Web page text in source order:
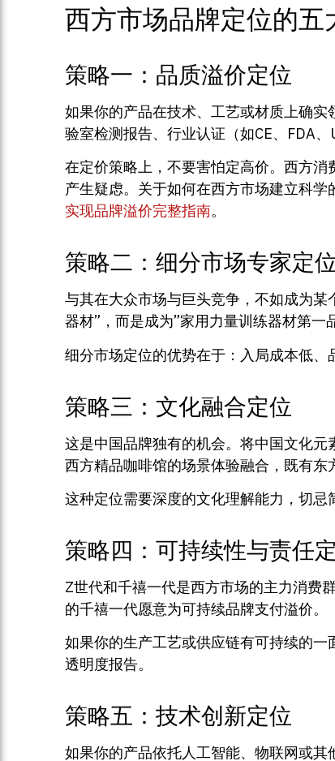
西方市场品牌定位的五
策略一：品质溢价定位
如果你的产品在技术、工艺或材质上确
验室检测报告、行业认证（如CE、FDA
在定价策略上，不要害怕定高价。西方
产生疑虑。关于如何在西方市场建立科学
实现品牌溢价完整指南。
策略二：细分市场专家定位
与其在大众市场与巨头竞争，不如成为
器材”，而是成为”家用力量训练器材第一
细分市场定位的优势在于：入局成本低、
策略三：文化融合定位
这是中国品牌独有的机会。将中国文化
西方精品咖啡馆的场景体验融合，既有东
这种定位需要深度的文化理解能力，切
策略四：可持续性与责任
Z世代和千禧一代是西方市场的主力消费
的千禧一代愿意为可持续品牌支付溢价。
如果你的生产工艺或供应链有可持续的
透明度报告。
策略五：技术创新定位
如果你的产品依托人工智能、物联网或